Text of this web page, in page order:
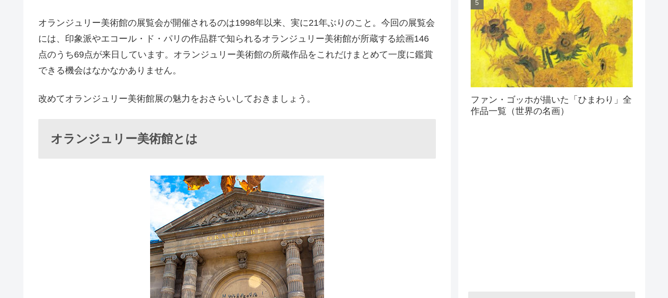
オランジュリー美術館の展覧会が開催されるのは1998年以来、実に21年ぶりのこと。今回の展覧会
には、印象派やエコール・ド・パリの作品群で知られるオランジュリー美術館が所蔵する絵画146
点のうち69点が来日しています。オランジュリー美術館の所蔵作品をこれだけまとめて一度に鑑賞
できる機会はなかなかありません。
改めてオランジュリー美術館展の魅力をおさらいしておきましょう。
オランジュリー美術館とは
ファン・ゴッホが描いた「ひまわり」全
作品一覧（世界の名画）